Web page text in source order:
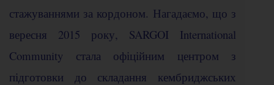
стажуваннями за кордоном. Нагадаємо, що з
вересня 2015 року, SARGOI International
Community стала офіційним центром з
підготовки до складання кембриджських